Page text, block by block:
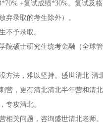
+复试成绩*30%。复试及
弃录取的考生除外）。
不予录取。
院硕士研究生统考金融（全
方法，难以坚持。盛世清北-
营，更有清北清北半年营和清
专攻清北。
相关问题，咨询盛世清北老师。